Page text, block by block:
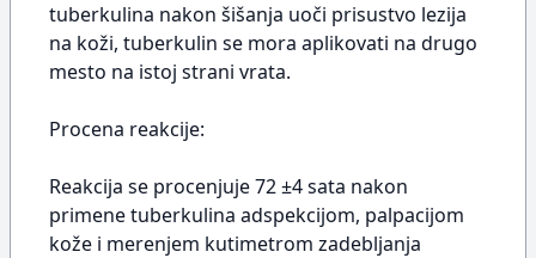
tuberkulina nakon šišanja uoči prisustvo lezija
na koži, tuberkulin se mora aplikovati na drugo
mesto na istoj strani vrata.
Procena reakcije:
Reakcija se procenjuje 72 ±4 sata nakon
primene tuberkulina adspekcijom, palpacijom
kože i merenjem kutimetrom zadebljanja